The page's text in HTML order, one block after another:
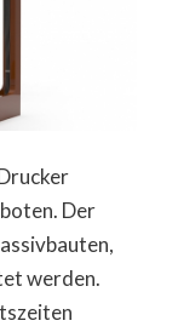
Der
werden.